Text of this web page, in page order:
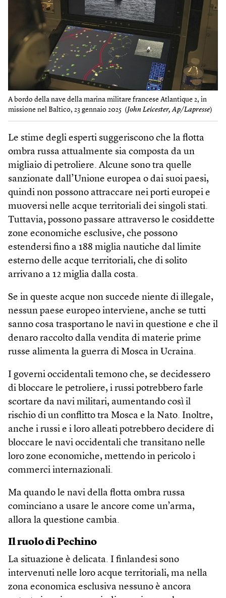
A bordo della nave della marina militare francese Atlantique 2, in
missione nel Baltico, 23 gennaio 2025 (John Leicester, Ap/Lapresse)
Le stime degli esperti suggeriscono che la flotta
ombra russa attualmente sia composta da un
migliaio di petroliere. Alcune sono tra quelle
sanzionate dall’Unione europea o dai suoi paesi,
quindi non possono attraccare nei porti europei e
muoversi nelle acque territoriali dei singoli stati.
Tuttavia, possono passare attraverso le cosiddette
zone economiche esclusive, che possono
estendersi fino a 188 miglia nautiche dal limite
esterno delle acque territoriali, che di solito
arrivano a 12 miglia dalla costa.
Se in queste acque non succede niente di illegale,
nessun paese europeo interviene, anche se tutti
sanno cosa trasportano le navi in questione e che il
denaro raccolto dalla vendita di materie prime
russe alimenta la guerra di Mosca in Ucraina.
I governi occidentali temono che, se decidessero
di bloccare le petroliere, i russi potrebbero farle
scortare da navi militari, aumentando così il
rischio di un conflitto tra Mosca e la Nato. Inoltre,
anche i russi e i loro alleati potrebbero decidere di
bloccare le navi occidentali che transitano nelle
loro zone economiche, mettendo in pericolo i
commerci internazionali.
Ma quando le navi della flotta ombra russa
cominciano a usare le ancore come un’arma,
allora la questione cambia.
Il ruolo di Pechino
La situazione è delicata. I finlandesi sono
intervenuti nelle loro acque territoriali, ma nella
zona economica esclusiva nessuno è ancora